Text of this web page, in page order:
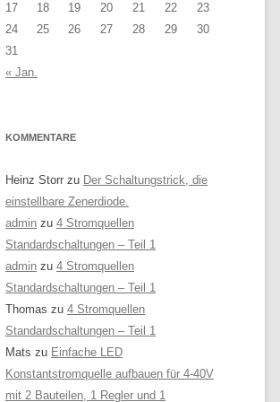
17 18 19 20 21 22
23
24
25 26 27 28 29
30
31
« Jan.
KOMMENTARE
Heinz Storr zu Der Schaltungstrick, die
einstellbare Zenerdiode.
admin zu 4 Stromquellen
Standardschaltungen – Teil 1
admin zu 4 Stromquellen
Standardschaltungen – Teil 1
Thomas zu 4 Stromquellen
Standardschaltungen – Teil 1
Mats zu Einfache LED
Konstantstromquelle aufbauen für 4-40V
mit 2 Bauteilen, 1 Regler und 1